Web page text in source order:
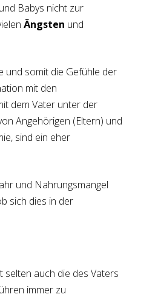
Babys nicht zur
Ängsten und
und somit die Gefühle der
mit den
dem Vater unter der
Angehörigen (Eltern) und
sind ein eher
und Nahrungsmangel
sich dies in der
auch die des Vaters
immer zu